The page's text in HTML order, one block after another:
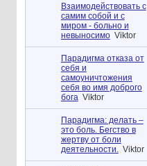
Взаимодействовать с
самим собой и с
миром - больно и
невыносимо Viktor
Парадигма отказа от
себя и
самоуничтожения
себя во имя доброго
бога Viktor
Парадигма: делать –
это боль. Бегство в
жертву от боли
деятельности.
Viktor